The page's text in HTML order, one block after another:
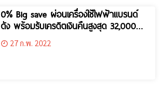
0% Big save ผ่อนเครื่องใช้ไฟฟ้าแบรนด์
ดัง พร้อมรับเครดิตเงินคืนสูงสุด 32,000
บาท27 ก.พ. 2022